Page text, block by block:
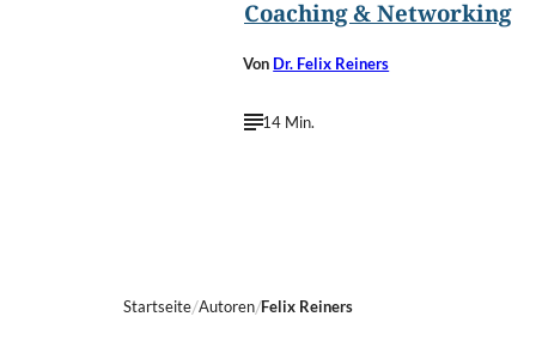
Coaching & Networking
Von Dr. Felix Reiners
14 Min.
Startseite Autoren Felix Reiners